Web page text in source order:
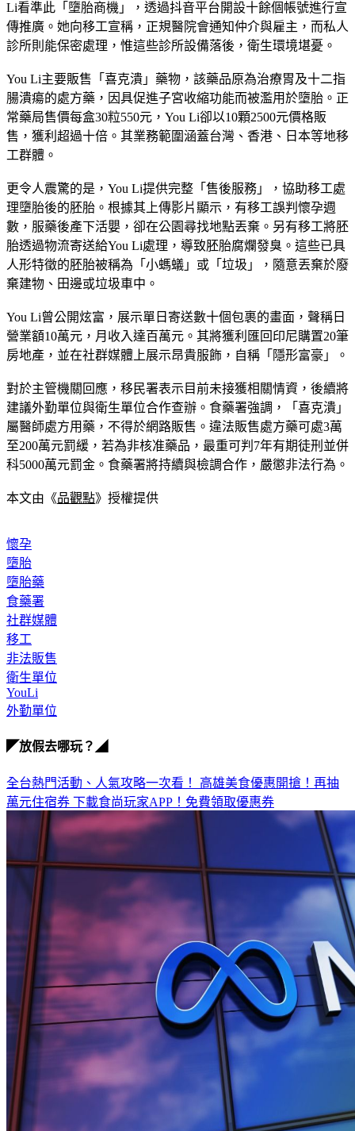
Li看準此「墮胎商機」，透過抖音平台開設十餘個帳號進行宣
傳推廣。她向移工宣稱，正規醫院會通知仲介與雇主，而私人
診所則能保密處理，惟這些診所設備落後，衛生環境堪憂。
You Li主要販售「喜克潰」藥物，該藥品原為治療胃及十二指
腸潰瘍的處方藥，因具促進子宮收縮功能而被濫用於墮胎。正
常藥局售價每盒30粒550元，You Li卻以10顆2500元價格販
售，獲利超過十倍。其業務範圍涵蓋台灣、香港、日本等地移
工群體。
更令人震驚的是，You Li提供完整「售後服務」，協助移工處
理墮胎後的胚胎。根據其上傳影片顯示，有移工誤判懷孕週
數，服藥後產下活嬰，卻在公園尋找地點丟棄。另有移工將胚
胎透過物流寄送給You Li處理，導致胚胎腐爛發臭。這些已具
人形特徵的胚胎被稱為「小螞蟻」或「垃圾」，隨意丟棄於廢
棄建物、田邊或垃圾車中。
You Li曾公開炫富，展示單日寄送數十個包裹的畫面，聲稱日
營業額10萬元，月收入達百萬元。其將獲利匯回印尼購置20筆
房地產，並在社群媒體上展示昂貴服飾，自稱「隱形富豪」。
對於主管機關回應，移民署表示目前未接獲相關情資，後續將
建議外勤單位與衛生單位合作查辦。食藥署強調，「喜克潰」
屬醫師處方用藥，不得於網路販售。違法販售處方藥可處3萬
至200萬元罰緩，若為非核准藥品，最重可判7年有期徒刑並併
科5000萬元罰金。食藥署將持續與檢調合作，嚴懲非法行為。
本文由《品觀點》授權提供
懷孕
墮胎
墮胎藥
食藥署
社群媒體
移工
非法販售
衛生單位
YouLi
外勤單位
◤放假去哪玩？◢
全台熱門活動、人氣攻略一次看！ 高雄美食優惠開搶！再抽
萬元住宿券 下載食尚玩家APP！免費領取優惠券